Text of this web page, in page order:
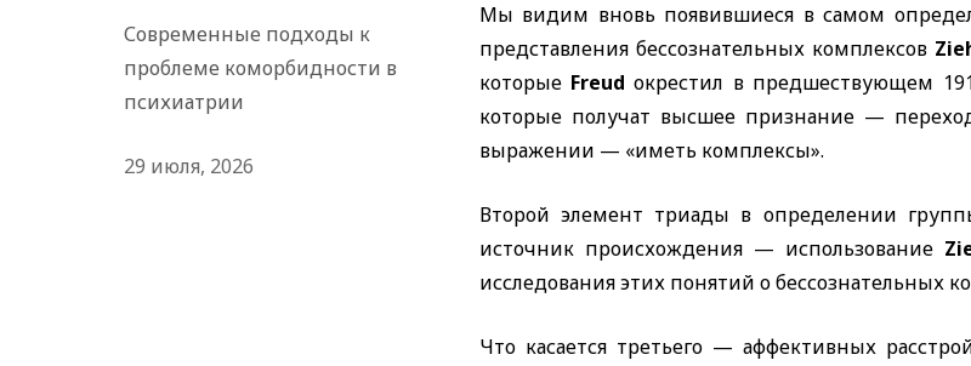
Мы видим вновь появившиеся в самом
представления бессознательных комплексов
которые Freudокрестил в предшествующем
которые получат высшее признание —
выражении — «иметь комплексы».
Второй элемент триады в определении
источник происхождения — использование
исследования этих понятий о бессознательных
Что касается третьего — аффективных
Современные подходы к
проблеме коморбидности в
психиатрии
29 июля, 2026